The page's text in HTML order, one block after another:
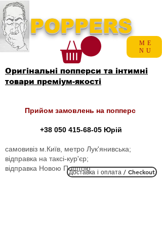
POPPERS
Оригінальні попперси та інтимні
товари преміум-якості
Прийом замовлень на попперс
+38 050 415-68-05 Юрій
самовивіз м.Київ, метро Лук'янивська;
відправка на таксі-кур'єр;
відправка Новою ПоштоюДоставка і оплата / Checkout
ME
NU